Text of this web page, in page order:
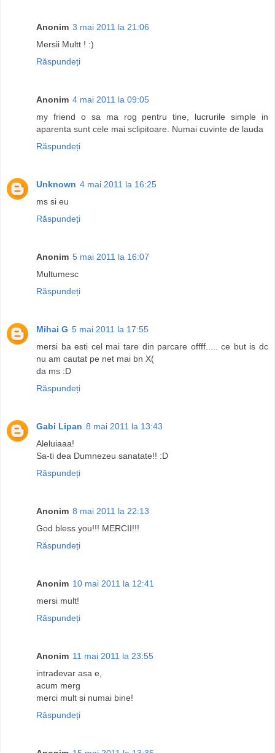
Anonim 3 mai 2011 la 21:06
Mersii Multt ! :)
Răspundeți
Anonim 4 mai 2011 la 09:05
my friend o sa ma rog pentru tine, lucrurile simple in
aparenta sunt cele mai sclipitoare. Numai cuvinte de lauda
Răspundeți
Unknown 4 mai 2011 la 16:25
ms si eu
Răspundeți
Anonim 5 mai 2011 la 16:07
Multumesc
Răspundeți
Mihai G 5 mai 2011 la 17:55
mersi ba esti cel mai tare din parcare offff..... ce but is dc
nu am cautat pe net mai bn X(
da ms :D
Răspundeți
Gabi Lipan 8 mai 2011 la 13:43
Aleluiaaa!
Sa-ti dea Dumnezeu sanatate!! :D
Răspundeți
Anonim 8 mai 2011 la 22:13
God bless you!!! MERCII!!!
Răspundeți
Anonim 10 mai 2011 la 12:41
mersi mult!
Răspundeți
Anonim 11 mai 2011 la 23:55
intradevar asa e,
acum merg
merci mult si numai bine!
Răspundeți